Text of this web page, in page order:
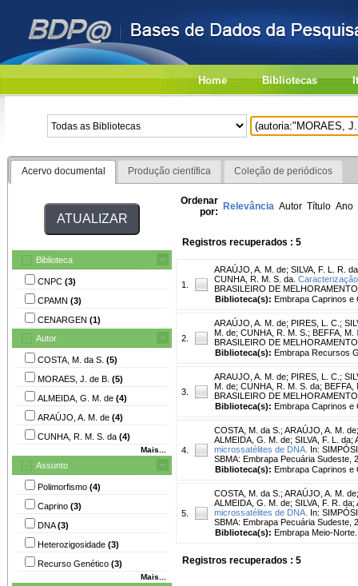
Home Bibliotecas
Acervo documental Produção científica Coleção de periódicos
Biblioteca
CNPC (3)
CPAMN (3)
CENARGEN (1)
Autor
COSTA, M. da S. (5)
MORAES, J. de B. (5)
ALMEIDA, G. M. de (4)
ARAÚJO, A. M. de (4)
CUNHA, R. M. S. da (4)
Mais...
Assunto
Polimorfismo (4)
Caprino (3)
DNA(3)
Heterozigosidade (3)
Recurso Genético (3)
Mais...
Ordenar
por: Relevância Autor Título Ano
Registros recuperados : 5
1.
ARAÚJO, A. M. de; SILVA, F. L. R. da
CUNHA, R. M. S. da.
BRASILEIRO DE
Biblioteca(s): Embrapa Caprinos e
2.
ARAÚJO, A. M. de; PIRES, L. C. ;
M. de; CUNHA, R. M. S. ; BEFFA, M.
BRASILEIRO DE
Biblioteca(s): Embrapa Recursos
3.
ARAUJO, A. M. de; PIRES, L. C. ;
M. de; CUNHA, R. M. S. da; BEFFA,
BRASILEIRO DE
Biblioteca(s): Embrapa Caprinos e
4.
COSTA, M. da S. ; ARAÚJO, A. M. de
ALMEIDA, G. M. de; SILVA, F. L. da;
microssatélites de DNA. In:
SBMA: Embrapa Pecuária Sudeste,
Biblioteca(s): Embrapa Caprinos e
5.
COSTA, M. da S. ; ARAÚJO, A. M. de
ALMEIDA, G. M. de; SILVA, F. R. da;
microssatélites de DNA. In:
SBMA: Embrapa Pecuária Sudeste,
Biblioteca(s): Embrapa Meio-Norte.
Registros recuperados : 5